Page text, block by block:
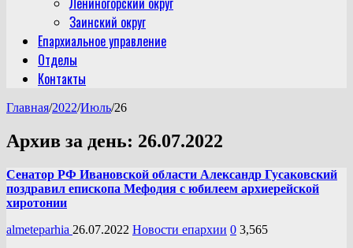
Заинский округ
Епархиальное управление
Отделы
Контакты
Главная/2022/Июль/26
Архив за день: 26.07.2022
Сенатор РФ Ивановской области Александр Гусаковский
поздравил епископа Мефодия с юбилеем архиерейской
хиротонии
almeteparhia 26.07.2022 Новости епархии 0 3,565